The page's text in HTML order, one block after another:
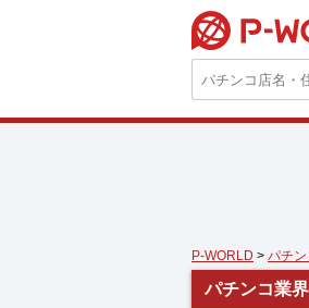
P-WORLD > パチ
パチンコ業